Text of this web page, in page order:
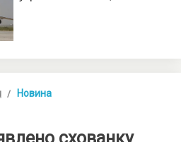
Новина
схованку